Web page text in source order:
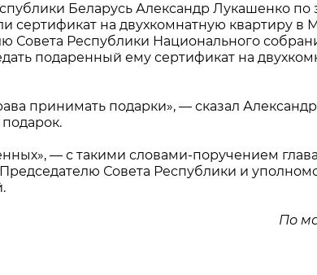
Беларусь Александр Лукашенко
на двухкомнатную квартиру в
Совета Республики Национального
подаренный ему сертификат на
принимать подарки», — сказал
— с такими словами-поручением глава
Совета Республики и
По